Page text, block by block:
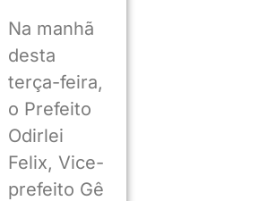
Na manhã
desta
terça-feira,
o Prefeito
Odirlei
Felix, Vice-
prefeito Gê